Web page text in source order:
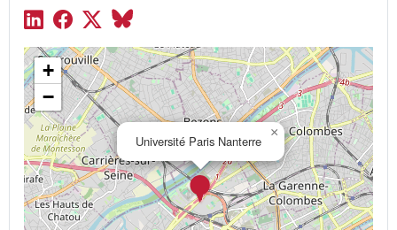
Université Paris Nanterre
×
+
−